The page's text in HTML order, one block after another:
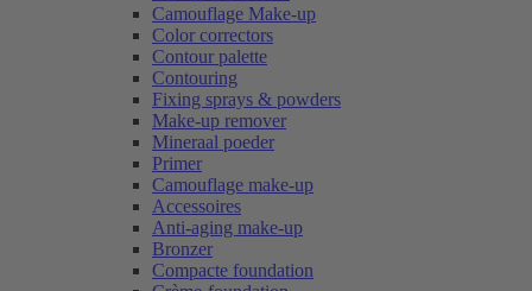
Camouflage Make-up
Color correctors
Contour palette
Contouring
Fixing sprays & powders
Make-up remover
Mineraal poeder
Primer
Camouflage make-up
Accessoires
Anti-aging make-up
Bronzer
Compacte foundation